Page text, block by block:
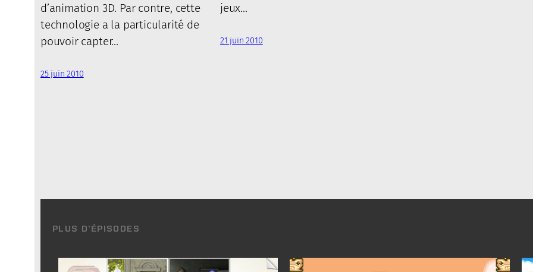
d’animation 3D. Par contre, cette
technologie a la particularité de
pouvoir capter…
25 juin 2010
jeux…
21 juin 2010
PLUS D’ÉPISODES